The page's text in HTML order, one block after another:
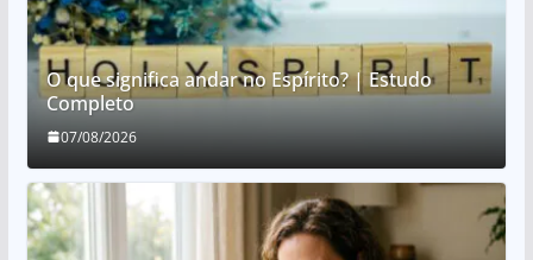
O que significa andar no Espírito? | Estudo
Completo
07/08/2026